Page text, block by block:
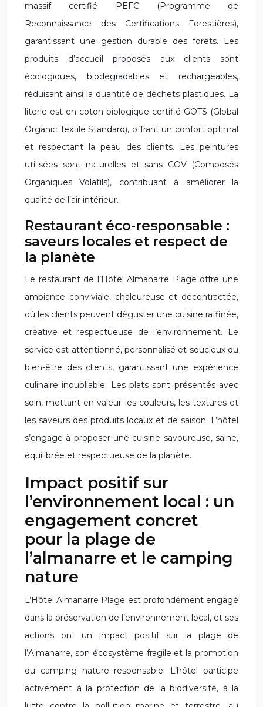
massif certifié PEFC (Programme de
Reconnaissance des Certifications Forestières),
garantissant une gestion durable des forêts. Les
produits d’accueil proposés aux clients sont
écologiques, biodégradables et rechargeables,
réduisant ainsi la quantité de déchets plastiques. La
literie est en coton biologique certifié GOTS (Global
Organic Textile Standard), offrant un confort optimal
et respectant la peau des clients. Les peintures
utilisées sont naturelles et sans COV (Composés
Organiques Volatils), contribuant à améliorer la
qualité de l’air intérieur.
Restaurant éco-responsable :
saveurs locales et respect de
la planète
Le restaurant de l’Hôtel Almanarre Plage offre une
ambiance conviviale, chaleureuse et décontractée,
où les clients peuvent déguster une cuisine raffinée,
créative et respectueuse de l’environnement. Le
service est attentionné, personnalisé et soucieux du
bien-être des clients, garantissant une expérience
culinaire inoubliable. Les plats sont présentés avec
soin, mettant en valeur les couleurs, les textures et
les saveurs des produits locaux et de saison. L’hôtel
s’engage à proposer une cuisine savoureuse, saine,
équilibrée et respectueuse de la planète.
Impact positif sur
l’environnement local : un
engagement concret
pour la plage de
l’almanarre et le camping
nature
L’Hôtel Almanarre Plage est profondément engagé
dans la préservation de l’environnement local, et ses
actions ont un impact positif sur la plage de
l’Almanarre, son écosystème fragile et la promotion
du camping nature responsable. L’hôtel participe
activement à la protection de la biodiversité, à la